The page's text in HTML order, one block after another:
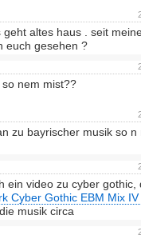
geht altes haus . seit
euch gesehen ?
nem mist??
zu bayrischer musik so n
ein video zu cyber gothic,
Cyber Gothic EBM Mix
musik circa